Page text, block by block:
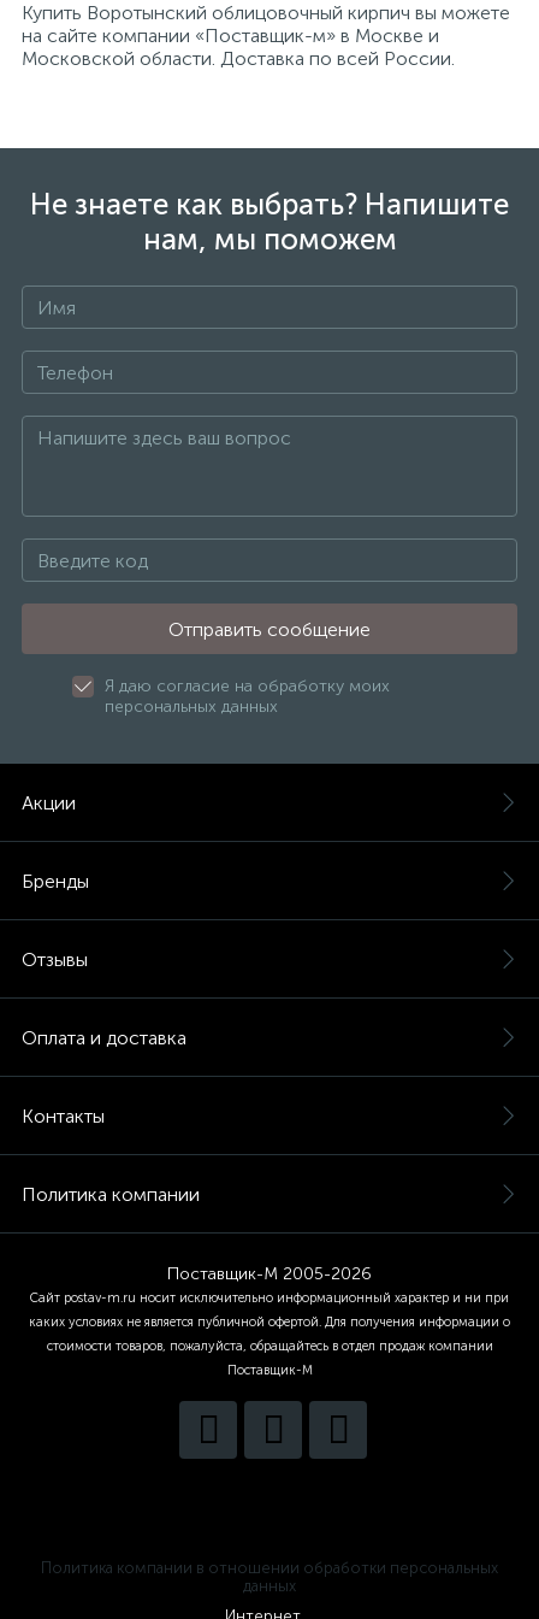
Купить Воротынский облицовочный кирпич вы можете
на сайте компании «Поставщик-м» в Москве и
Московской области. Доставка по всей России.
Не знаете как выбрать? Напишите
нам, мы поможем
Отправить сообщение
Я даю согласие на обработку моих
персональных данных
Акции
Бренды
Отзывы
Оплата и доставка
Контакты
Политика компании
Поставщик-М 2005-2026
Сайт postav-m.ru носит исключительно информационный характер и ни при
каких условиях не является публичной офертой. Для получения информации о
стоимости товаров, пожалуйста, обращайтесь в отдел продаж компании
Поставщик-М
Политика компании в отношении обработки персональных
данных